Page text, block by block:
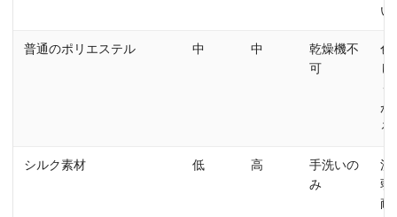
い
普通のポリエステル 中 中
乾燥機不
可
色
し
く
が
る
シルク素材 低 高
手洗いの
み
洗
弱
耐